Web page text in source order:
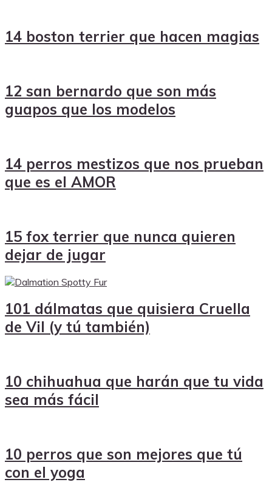
14 boston terrier que hacen magias
12 san bernardo que son más
guapos que los modelos
14 perros mestizos que nos prueban
que es el AMOR
15 fox terrier que nunca quieren
dejar de jugar
101 dálmatas que quisiera Cruella
de Vil (y tú también)
10 chihuahua que harán que tu vida
sea más fácil
10 perros que son mejores que tú
con el yoga